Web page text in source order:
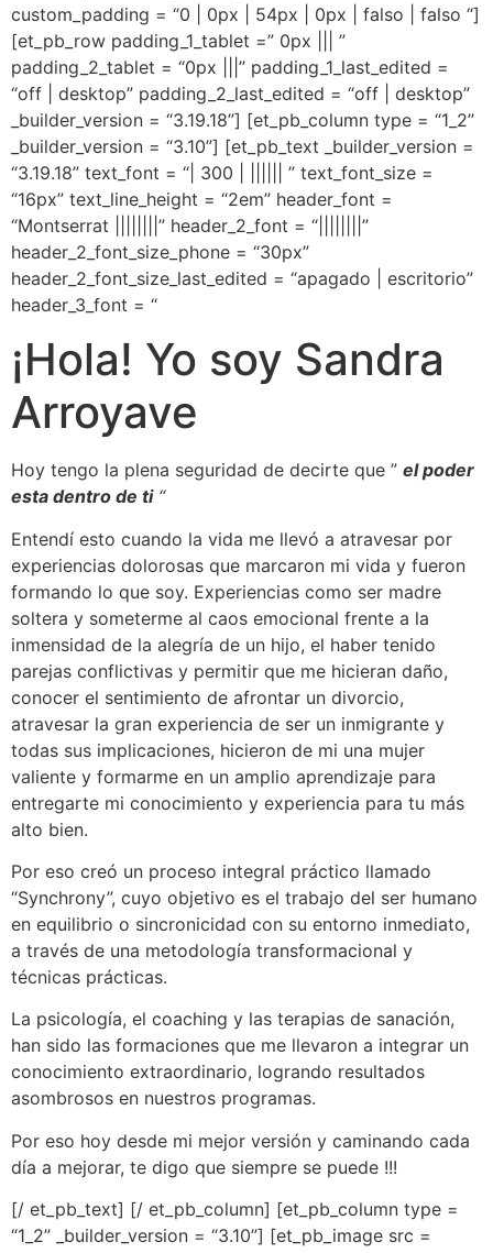
custom_padding = “0 | 0px | 54px | 0px | falso | falso “]
[et_pb_row padding_1_tablet =” 0px ||| ”
padding_2_tablet = “0px |||” padding_1_last_edited =
“off | desktop” padding_2_last_edited = “off | desktop”
_builder_version = “3.19.18”] [et_pb_column type = “1_2”
_builder_version = “3.10”] [et_pb_text _builder_version =
“3.19.18” text_font = “| 300 | |||||| ” text_font_size =
“16px” text_line_height = “2em” header_font =
“Montserrat ||||||||” header_2_font = “||||||||”
header_2_font_size_phone = “30px”
header_2_font_size_last_edited = “apagado | escritorio”
header_3_font = “
¡Hola! Yo soy Sandra
Arroyave
Hoy tengo la plena seguridad de decirte que ” el poder
esta dentro de ti“
Entendí esto cuando la vida me llevó a atravesar por
experiencias dolorosas que marcaron mi vida y fueron
formando lo que soy. Experiencias como ser madre
soltera y someterme al caos emocional frente a la
inmensidad de la alegría de un hijo, el haber tenido
parejas conflictivas y permitir que me hicieran daño,
conocer el sentimiento de afrontar un divorcio,
atravesar la gran experiencia de ser un inmigrante y
todas sus implicaciones, hicieron de mi una mujer
valiente y formarme en un amplio aprendizaje para
entregarte mi conocimiento y experiencia para tu más
alto bien.
Por eso creó un proceso integral práctico llamado
“Synchrony”, cuyo objetivo es el trabajo del ser humano
en equilibrio o sincronicidad con su entorno inmediato,
a través de una metodología transformacional y
técnicas prácticas.
La psicología, el coaching y las terapias de sanación,
han sido las formaciones que me llevaron a integrar un
conocimiento extraordinario, logrando resultados
asombrosos en nuestros programas.
Por eso hoy desde mi mejor versión y caminando cada
día a mejorar, te digo que siempre se puede !!!
[/ et_pb_text] [/ et_pb_column] [et_pb_column type =
“1_2” _builder_version = “3.10”] [et_pb_image src =